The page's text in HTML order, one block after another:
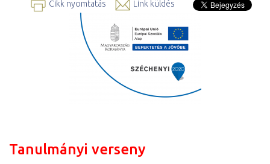
Cikk nyomtatás Link küldés
Tanulmányi verseny